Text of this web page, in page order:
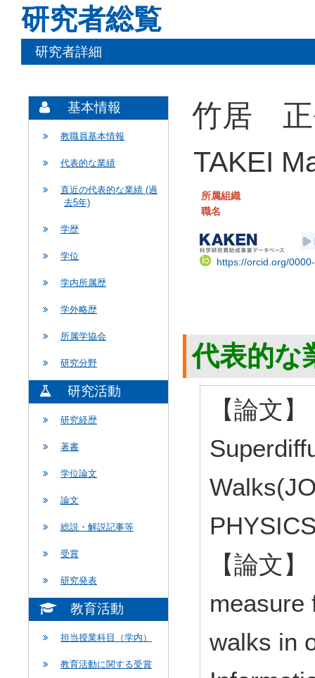
研究者総覧
研究者詳細
基本情報
教職員基本情報
代表的な業績
直近の代表的な業績 (過
去5年)
学歴
学位
学内所属歴
学外略歴
所属学協会
研究分野
研究活動
研究経歴
著書
学位論文
論文
総説・解説記事等
受賞
研究発表
教育活動
担当授業科目（学内）
教育活動に関する受賞
竹居 正
TAKEI
所属組織
職名
https://orcid.org/
代表的な
【論文
【論文
measure
walks in